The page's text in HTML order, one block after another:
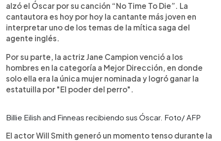
alzó el Óscar por su canción “No Time To Die”. La
cantautora es hoy por hoy la cantante más joven en
interpretar uno de los temas de la mítica saga del
agente inglés.
Por su parte, la actriz Jane Campion venció a los
hombres en la categoría a Mejor Dirección, en donde
solo ella era la única mujer nominada y logró ganar la
estatuilla por "El poder del perro".
Billie Eilish and Finneas recibiendo sus Óscar. Foto/ AFP
El actor Will Smith generó un momento tenso durante la